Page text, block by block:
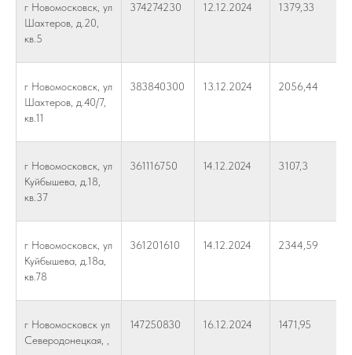
г Новомосковск, ул
Шахтеров, д.20,
кв.5
374274230 12.12.2024 1379,33
г Новомосковск, ул
Шахтеров, д.40/7,
кв.11
383840300 13.12.2024 2056,44
г Новомосковск, ул
Куйбышева, д.18,
кв.37
361116750 14.12.2024 3107,3
г Новомосковск, ул
Куйбышева, д.18а,
кв.78
361201610 14.12.2024 2344,59
г Новомосковск ул
Северодонецкая, ,
147250830 16.12.2024 1471,95